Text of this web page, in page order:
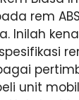
rem
Inilah
unit